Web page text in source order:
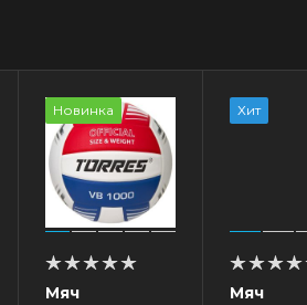
Новинка
Мяч
Хит
Мяч